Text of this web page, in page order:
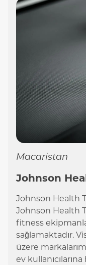
Macaristan
Johnson
Johnson Health
Johnson Health
fitness
sağlamaktadır.
üzere
ev